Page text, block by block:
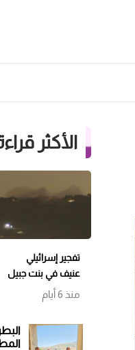
الأكثر
تفجير إسرائيلي
عنيف في بنت جبيل
وتمشيط باتجاه
منذ 6 أيام